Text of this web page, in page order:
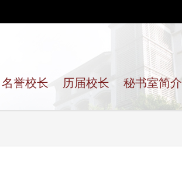
名誉校长 历届校长 秘书室简介